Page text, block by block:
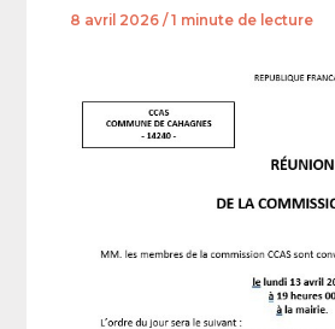
8 avril 2026/1 minute de lecture